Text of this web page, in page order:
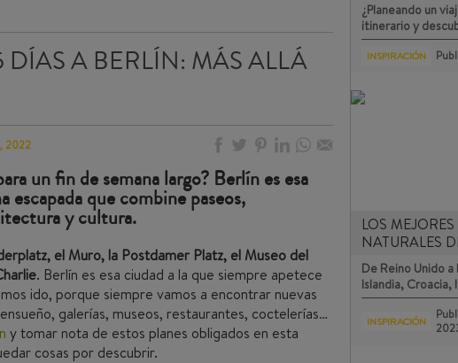
A BERLÍN: MÁS ALLÁ
2022
un fin de semana largo? Berlín es esa
escapada que combine paseos,
y cultura.
el Muro, la Postdamer Platz, el Museo del
. Berlín es esa ciudad a la que siempre apetece
ido, porque siempre vamos a encontrar nuevas
galerías, museos, restaurantes, coctelerías…
y tomar nota de estos planes obligados en esta
cosas por descubrir.
¿Planeando un
itinerario y
INSPIRACIÓN
LOS
NATURALES
De Reino Unido
Islandia, Croacia,
INSPIRACIÓN